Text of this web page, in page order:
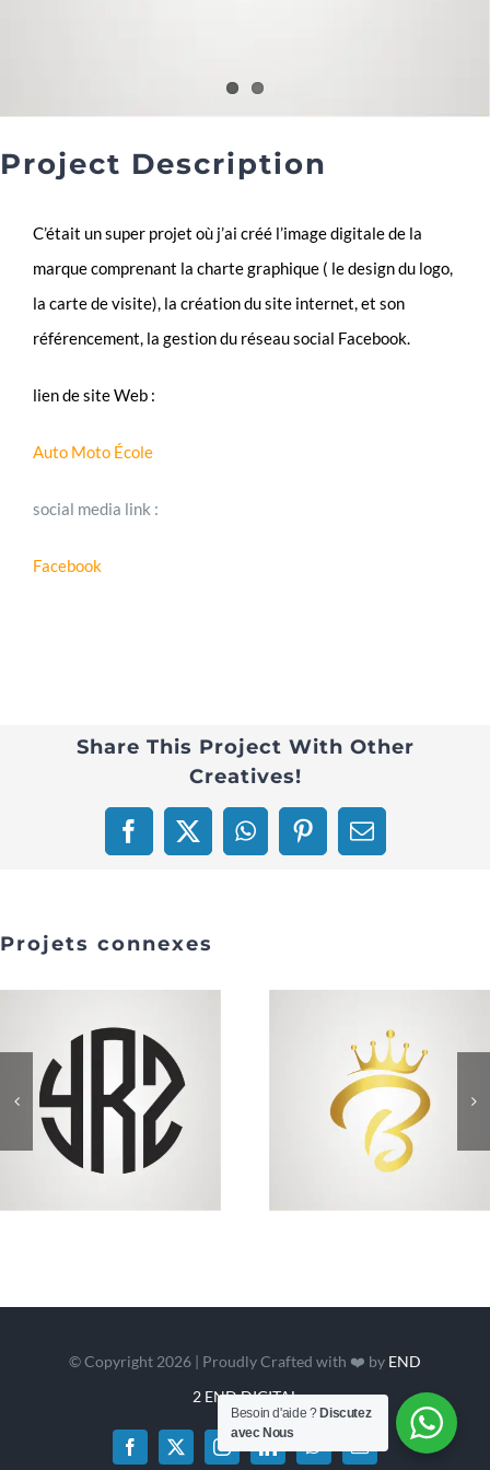
Project Description
C’était un super projet où j’ai créé l’image digitale de la
marque comprenant la charte graphique ( le design du logo,
la carte de visite), la création du site internet, et son
référencement, la gestion du réseau social Facebook.
lien de site Web :
Auto Moto École
social media link :
Facebook
Share This Project With Other
Creatives!
Facebook
X WhatsAppPinterestEmail
Projets connexes
© Copyright 2026 | Proudly Crafted with ❤️ by END
2 END DIGITAL
Besoin d'aide ? Discutez
avec Nous